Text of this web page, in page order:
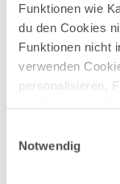
Funktionen wie
du den Cookies
Funktionen nicht
verwenden
personalisieren,
deiner
Notwendig
LANGLAUF
Lindenberg
Start: Parkplatz
aufwärt am
Gewerbegebiet
mehr
dazu